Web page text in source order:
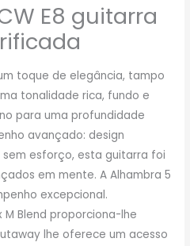
E8 guitarra
toque de elegância, tampo
tonalidade rica, fundo e
para uma profundidade
avançado: design
esforço, esta guitarra foi
em mente. A Alhambra 5
excepcional.
M Blend proporciona-lhe
lhe oferece um acesso